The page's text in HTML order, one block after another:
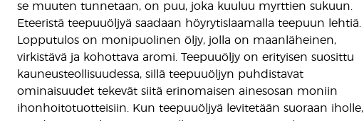
se muuten tunnetaan, on puu, joka kuuluu myrttien sukuun.
Eteeristä teepuuöljyä saadaan höyrytislaamalla teepuun lehtiä.
Lopputulos on monipuolinen öljy, jolla on maanläheinen,
virkistävä ja kohottava aromi. Teepuuöljy on erityisen suosittu
kauneusteollisuudessa, sillä teepuuöljyn puhdistavat
ominaisuudet tekevät siitä erinomaisen ainesosan moniin
ihonhoitotuotteisiin. Kun teepuuöljyä levitetään suoraan iholle,